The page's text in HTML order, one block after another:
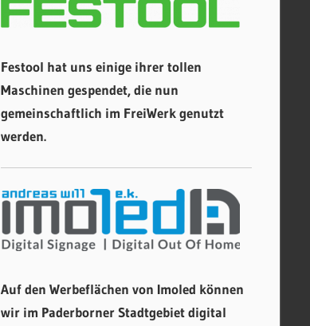
Festool hat uns einige ihrer tollen
Maschinen gespendet, die nun
gemeinschaftlich im FreiWerk genutzt
werden.
Auf den Werbeflächen von Imoled können
wir im Paderborner Stadtgebiet digital